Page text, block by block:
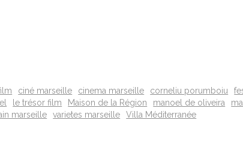
ciné marseille cinema marseille corneliu porumboiu
le trésor film Maison de la Région manoel de oliveira
marseille varietes marseille Villa Méditerranée